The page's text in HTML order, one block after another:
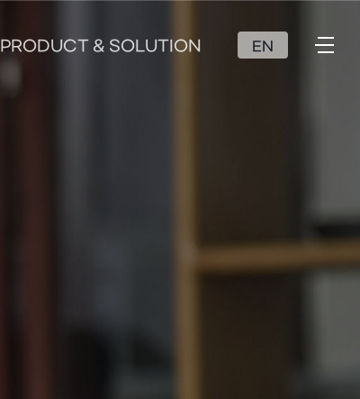
PRODUCT & SOLUTION EN